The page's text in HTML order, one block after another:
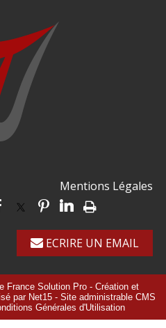
Mentions Légales
ECRIRE UN EMAIL
France Solution Pro- Création et
par Net15- Site administrable CMS
Générales d'Utilisation